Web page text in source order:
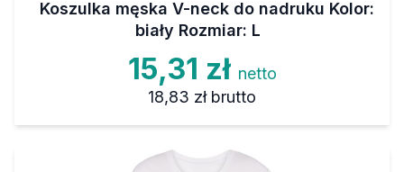
Koszulka męska V-neck do nadruku Kolor:
biały Rozmiar: L
15,31 zł netto
18,83 zł brutto